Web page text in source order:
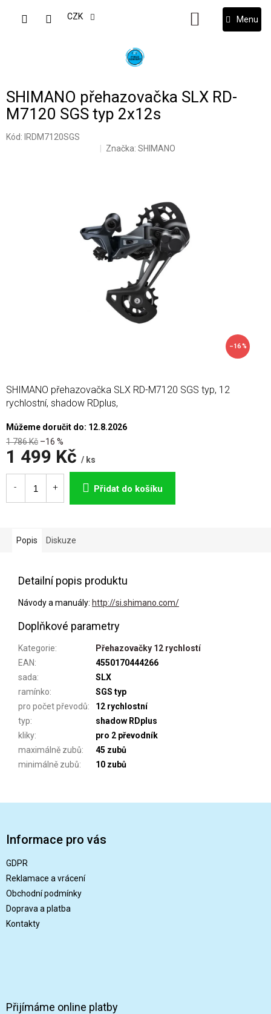
CZK
NÁKUPNÍ
KOŠÍK
SHIMANO přehazovačka SLX RD-
M7120 SGS typ 2x12s
Kód: IRDM7120SGS
Značka:SHIMANO
–16 %
1 786 Kč –16 %
1 499 Kč / ks
Měrná
cena:
Můžeme doručit do: 12.8.2026
Přidat do košíku
SHIMANO přehazovačka SLX RD-M7120 SGS typ, 12
rychlostní, shadow RDplus,
Popis Diskuze
Detailní popis produktu
Návody a manuály: http://si.shimano.com/
Doplňkové parametry
Kategorie:
Přehazovačky 12 rychlostí
EAN:
4550170444266
sada:
SLX
ramínko:
SGS typ
pro počet převodů:
12 rychlostní
typ:
shadow RDplus
kliky:
pro 2 převodník
maximálně zubů:
45 zubů
minimálně zubů: 10 zubů
Informace pro vás
GDPR
Reklamace a vrácení
Obchodní podmínky
Doprava a platba
Kontakty
Přijímáme online platby